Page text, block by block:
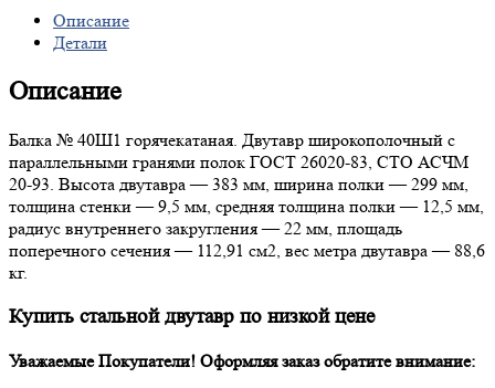
Описание
Детали
Описание
Балка № 40Ш1 горячекатаная. Двутавр широкополочный с
параллельными гранями полок ГОСТ 26020-83, СТО АСЧМ
20-93. Высота двутавра — 383 мм, ширина полки — 299 мм,
толщина стенки — 9,5 мм, средняя толщина полки — 12,5 мм,
радиус внутреннего закругления — 22 мм, площадь
поперечного сечения — 112,91 см2, вес метра двутавра — 88,6
кг.
Купить стальной двутавр по низкой цене
Уважаемые Покупатели! Оформляя заказ обратите внимание: